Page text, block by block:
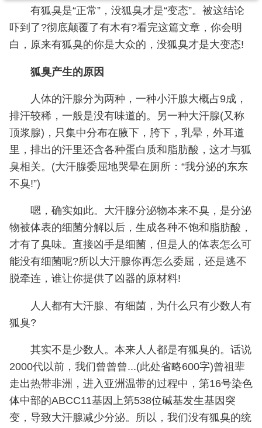
有狐臭是“正常”，没狐臭才是“变态”。被这结论
吓到了?彻底颠覆了有木有?看完这篇文章，你会明
白，原来有狐臭的你是大众的，没狐臭才是大变态!
狐臭产生的原因
人体的汗腺分为两种，一种小汗腺大概占9成，
排汗较稀，一般是没有味道的。另一种大汗腺(又称
顶浆腺)，只集中分布在腋下，胯下，乳晕，外耳道
里，排出的汗里还含各种蛋白质和脂肪酸，这才与狐
臭相关。(大汗腺委屈地哭晕在厕所：“我分泌的东东
不臭!”)
嗯，确实如此。大汗腺分泌物本来不臭，是分泌
物被体表的细菌分解以后，生成各种不饱和脂肪酸，
才有了臭味。直接凶手是细菌，但是人的体表怎么可
能没有细菌呢?所以大汗腺你再怎么委屈，还是逃不
脱牵连，谁让你提供了凶器的原材料!
人人都有大汗腺、有细菌，为什么只有少数人有
狐臭?
其实不是少数人。本来人人都是有狐臭的。话说
2000代以前，我们曾曾曾...(此处省略600字)曾祖辈
走出热带非洲，进入亚洲温带的过程中，第16号染色
体中部的ABCC11基因上第538位碱基发生基因突
变，导致大汗腺减少分泌。所以，我们没有狐臭的统